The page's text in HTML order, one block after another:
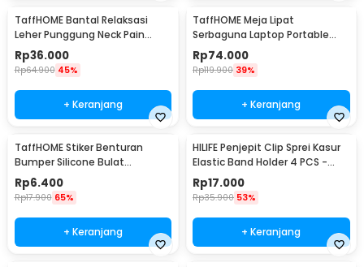
TaffHOME Bantal Relaksasi
Leher Punggung Neck Pain
Relief - HBF001
Rp36.000
Rp64.900 45%
+ Keranjang
TaffHOME Meja Lipat
Serbaguna Laptop Portable
Desk Minimalist Design - BO60
Rp74.000
Rp119.900 39%
+ Keranjang
TaffHOME Stiker Benturan
Bumper Silicone Bulat
Hemispherical 100 PCS - FZL10
Rp6.400
Rp17.900 65%
+ Keranjang
HILIFE Penjepit Clip Sprei Kasur
Elastic Band Holder 4 PCS -
200TC
Rp17.000
Rp35.900 53%
+ Keranjang